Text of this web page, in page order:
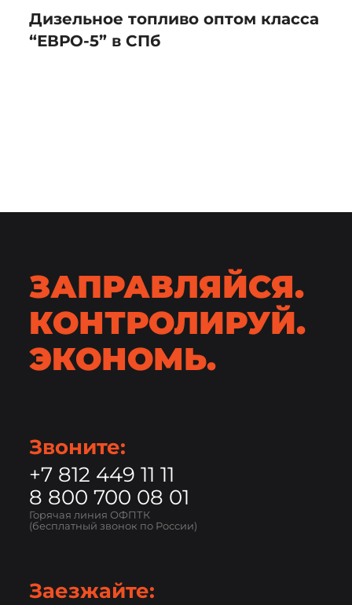
Дизельное топливо оптом класса
“ЕВРО-5” в СПб
ЗАПРАВЛЯЙСЯ.
КОНТРОЛИРУЙ.
ЭКОНОМЬ.
Звоните:
+7 812 449 11 11
8 800 700 08 01
Горячая линия ОФПТК
(бесплатный звонок по России)
Заезжайте: